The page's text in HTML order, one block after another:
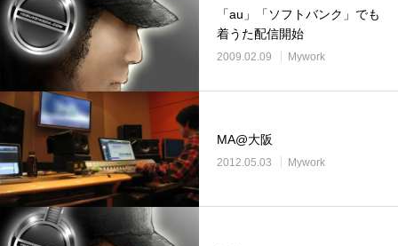
「au」「ソフトバンク」でも
着うた配信開始
2009.02.09 Mywork
MA@大阪
2012.05.03 Mywork